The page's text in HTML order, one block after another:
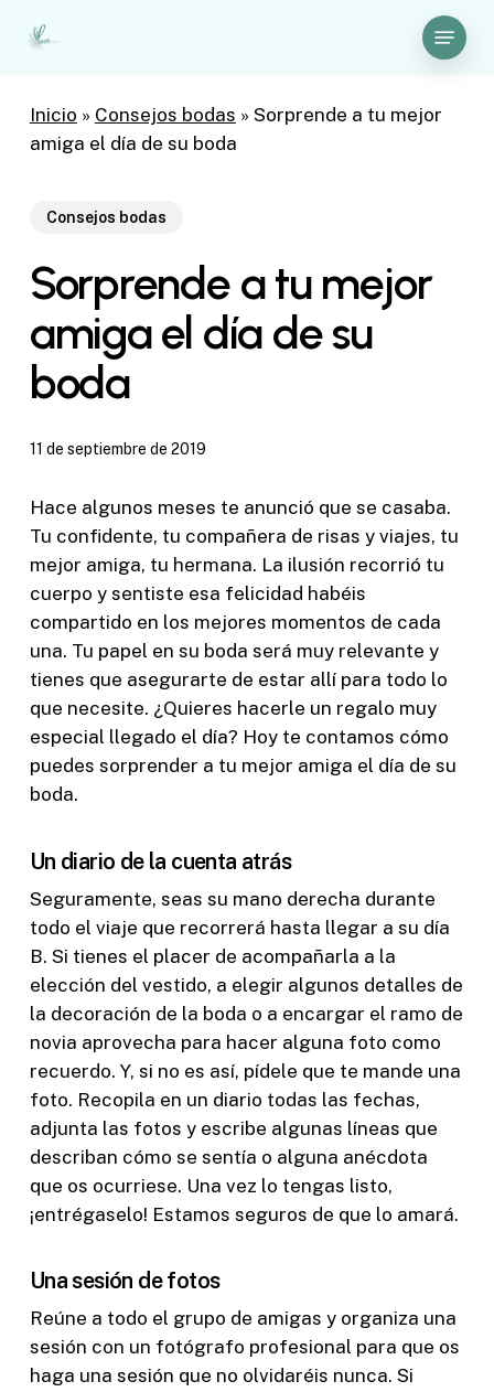
Menu
Inicio » Consejos bodas » Sorprende a tu mejor
amiga el día de su boda
Consejos bodas
Sorprende a tu mejor
amiga el día de su
boda
11 de septiembre de 2019
Hace algunos meses te anunció que se casaba.
Tu confidente, tu compañera de risas y viajes, tu
mejor amiga, tu hermana. La ilusión recorrió tu
cuerpo y sentiste esa felicidad habéis
compartido en los mejores momentos de cada
una. Tu papel en su boda será muy relevante y
tienes que asegurarte de estar allí para todo lo
que necesite. ¿Quieres hacerle un regalo muy
especial llegado el día? Hoy te contamos cómo
puedes sorprender a tu mejor amiga el día de su
boda.
Un diario de la cuenta atrás
Seguramente, seas su mano derecha durante
todo el viaje que recorrerá hasta llegar a su día
B. Si tienes el placer de acompañarla a la
elección del vestido, a elegir algunos detalles de
la decoración de la boda o a encargar el ramo de
novia aprovecha para hacer alguna foto como
recuerdo. Y, si no es así, pídele que te mande una
foto. Recopila en un diario todas las fechas,
adjunta las fotos y escribe algunas líneas que
describan cómo se sentía o alguna anécdota
que os ocurriese. Una vez lo tengas listo,
¡entrégaselo! Estamos seguros de que lo amará.
Una sesión de fotos
Reúne a todo el grupo de amigas y organiza una
sesión con un fotógrafo profesional para que os
haga una sesión que no olvidaréis nunca. Si